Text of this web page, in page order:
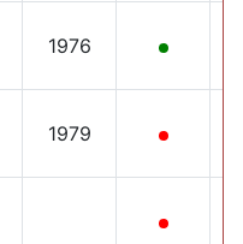
1976
1979